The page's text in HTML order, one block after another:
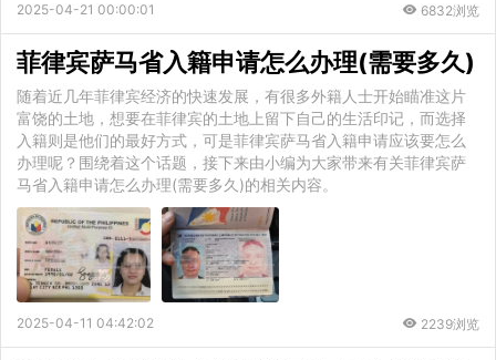
2025-04-21 00:00:01 6832浏览
菲律宾萨马省入籍申请怎么办理(需要多久)
随着近几年菲律宾经济的快速发展，有很多外籍人士开始瞄准这片
富饶的土地，想要在菲律宾的土地上留下自己的生活印记，而选择
入籍则是他们的最好方式，可是菲律宾萨马省入籍申请应该要怎么
办理呢？围绕着这个话题，接下来由小编为大家带来有关菲律宾萨
马省入籍申请怎么办理(需要多久)的相关内容。
2025-04-11 04:42:02 2239浏览